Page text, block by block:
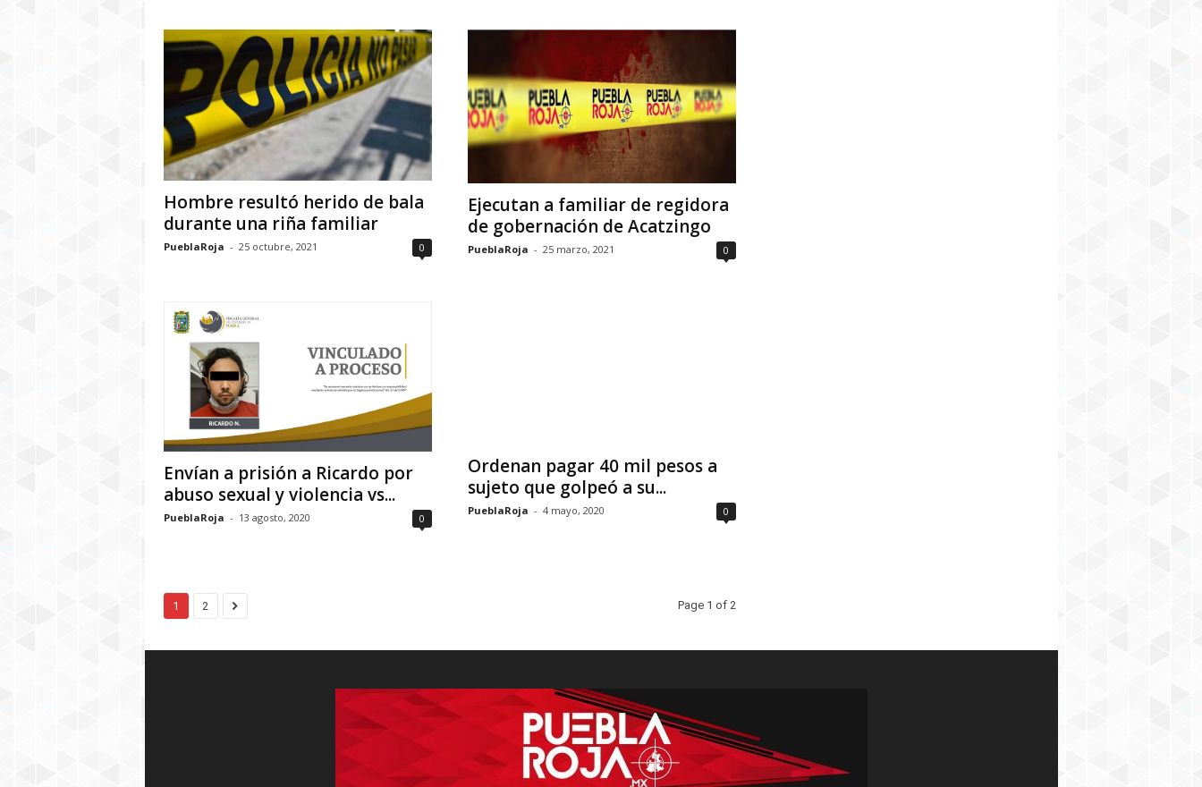
Hombre resultó herido de bala
durante una riña familiar
PueblaRoja - 25 octubre, 2021 0
Ejecutan a familiar de regidora
de gobernación de Acatzingo
PueblaRoja - 25 marzo, 2021 0
Envían a prisión a Ricardo por
abuso sexual y violencia vs...
PueblaRoja - 13 agosto, 2020 0
Ordenan pagar 40 mil pesos a
sujeto que golpeó a su...
PueblaRoja - 4 mayo, 2020 0
1 2 Page 1 of 2